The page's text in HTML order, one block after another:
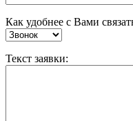
Как удобнее с Вами
Текст заявки: